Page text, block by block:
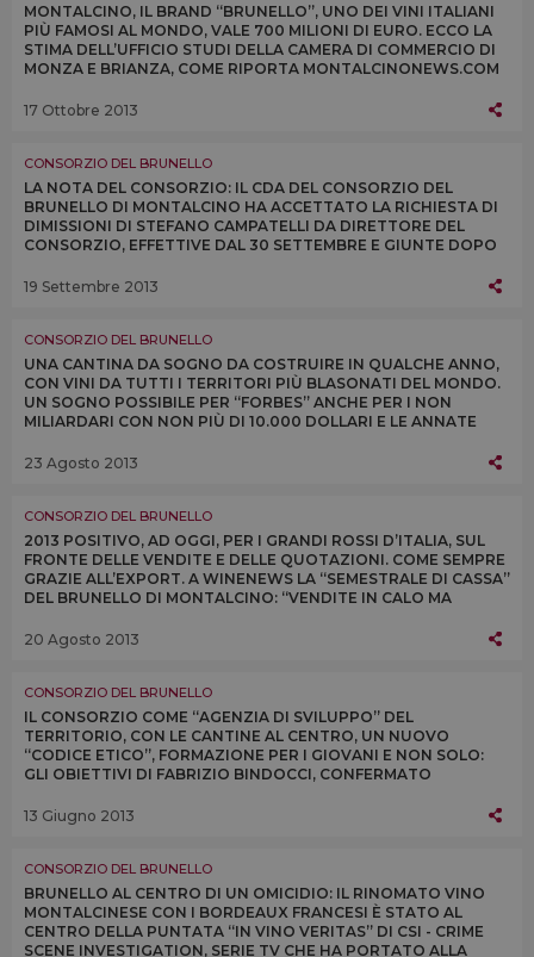
MONTALCINO, IL BRAND “BRUNELLO”, UNO DEI VINI ITALIANI
PIÙ FAMOSI AL MONDO, VALE 700 MILIONI DI EURO. ECCO LA
STIMA DELL’UFFICIO STUDI DELLA CAMERA DI COMMERCIO DI
MONZA E BRIANZA, COME RIPORTA MONTALCINONEWS.COM
17 Ottobre 2013
CONSORZIO DEL BRUNELLO
LA NOTA DEL CONSORZIO: IL CDA DEL CONSORZIO DEL
BRUNELLO DI MONTALCINO HA ACCETTATO LA RICHIESTA DI
DIMISSIONI DI STEFANO CAMPATELLI DA DIRETTORE DEL
CONSORZIO, EFFETTIVE DAL 30 SETTEMBRE E GIUNTE DOPO
19 Settembre 2013
CONSORZIO DEL BRUNELLO
UNA CANTINA DA SOGNO DA COSTRUIRE IN QUALCHE ANNO,
CON VINI DA TUTTI I TERRITORI PIÙ BLASONATI DEL MONDO.
UN SOGNO POSSIBILE PER “FORBES” ANCHE PER I NON
MILIARDARI CON NON PIÙ DI 10.000 DOLLARI E LE ANNATE
23 Agosto 2013
CONSORZIO DEL BRUNELLO
2013 POSITIVO, AD OGGI, PER I GRANDI ROSSI D’ITALIA, SUL
FRONTE DELLE VENDITE E DELLE QUOTAZIONI. COME SEMPRE
GRAZIE ALL’EXPORT. A WINENEWS LA “SEMESTRALE DI CASSA”
DEL BRUNELLO DI MONTALCINO: “VENDITE IN CALO MA
20 Agosto 2013
CONSORZIO DEL BRUNELLO
IL CONSORZIO COME “AGENZIA DI SVILUPPO” DEL
TERRITORIO, CON LE CANTINE AL CENTRO, UN NUOVO
“CODICE ETICO”, FORMAZIONE PER I GIOVANI E NON SOLO:
GLI OBIETTIVI DI FABRIZIO BINDOCCI, CONFERMATO
MONTALCINO
13 Giugno 2013
CONSORZIO DEL BRUNELLO
BRUNELLO AL CENTRO DI UN OMICIDIO: IL RINOMATO VINO
MONTALCINESE CON I BORDEAUX FRANCESI È STATO AL
CENTRO DELLA PUNTATA “IN VINO VERITAS” DI CSI - CRIME
SCENE INVESTIGATION, SERIE TV CHE HA PORTATO ALLA